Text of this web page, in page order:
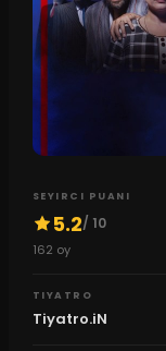
SEYIRCI PUANI
5.2/ 10
162 oy
TIYATRO
Tiyatro.iN